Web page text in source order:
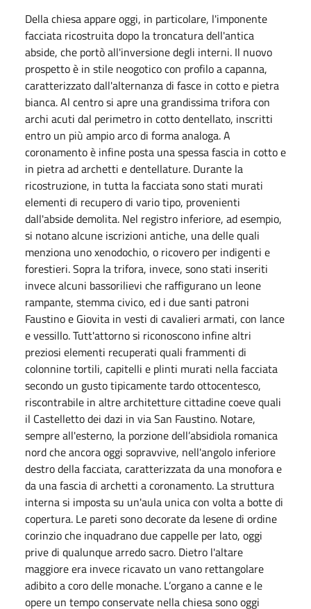
Della chiesa appare oggi, in particolare, l'imponente
facciata ricostruita dopo la troncatura dell'antica
abside, che portò all'inversione degli interni. Il nuovo
prospetto è in stile neogotico con profilo a capanna,
caratterizzato dall'alternanza di fasce in cotto e pietra
bianca. Al centro si apre una grandissima trifora con
archi acuti dal perimetro in cotto dentellato, inscritti
entro un più ampio arco di forma analoga. A
coronamento è infine posta una spessa fascia in cotto e
in pietra ad archetti e dentellature. Durante la
ricostruzione, in tutta la facciata sono stati murati
elementi di recupero di vario tipo, provenienti
dall'abside demolita. Nel registro inferiore, ad esempio,
si notano alcune iscrizioni antiche, una delle quali
menziona uno xenodochio, o ricovero per indigenti e
forestieri. Sopra la trifora, invece, sono stati inseriti
invece alcuni bassorilievi che raffigurano un leone
rampante, stemma civico, ed i due santi patroni
Faustino e Giovita in vesti di cavalieri armati, con lance
e vessillo. Tutt'attorno si riconoscono infine altri
preziosi elementi recuperati quali frammenti di
colonnine tortili, capitelli e plinti murati nella facciata
secondo un gusto tipicamente tardo ottocentesco,
riscontrabile in altre architetture cittadine coeve quali
il Castelletto dei dazi in via San Faustino. Notare,
sempre all'esterno, la porzione dell’absidiola romanica
nord che ancora oggi sopravvive, nell'angolo inferiore
destro della facciata, caratterizzata da una monofora e
da una fascia di archetti a coronamento. La struttura
interna si imposta su un'aula unica con volta a botte di
copertura. Le pareti sono decorate da lesene di ordine
corinzio che inquadrano due cappelle per lato, oggi
prive di qualunque arredo sacro. Dietro l'altare
maggiore era invece ricavato un vano rettangolare
adibito a coro delle monache. L’organo a canne e le
opere un tempo conservate nella chiesa sono oggi